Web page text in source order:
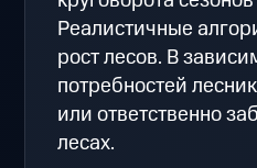
Реалистичные
рост лесов. В
потребностей
или ответственно
лесах.